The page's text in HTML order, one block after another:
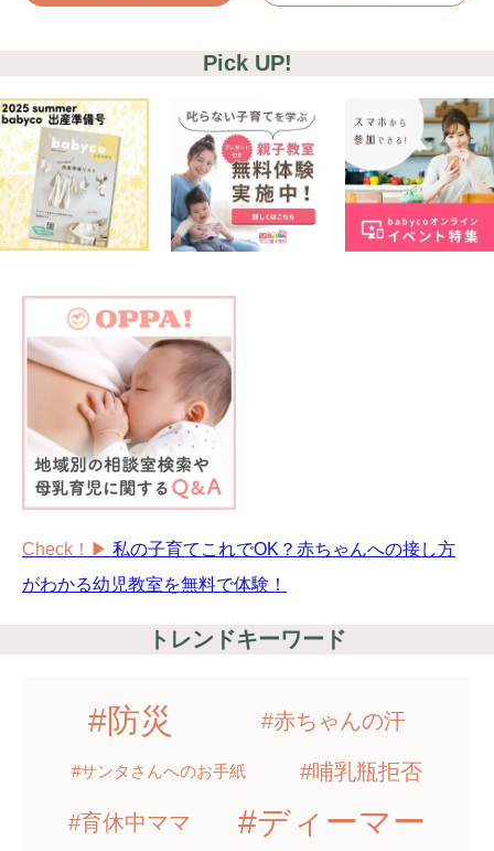
Pick UP!
Check！▶︎ 私の子育てこれでOK？赤ちゃんへの接し方
がわかる幼児教室を無料で体験！
トレンドキーワード
#防災 #赤ちゃんの汗
#サンタさんへのお手紙 #哺乳瓶拒否
#育休中ママ #ディーマー